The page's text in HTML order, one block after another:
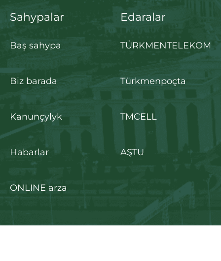
Sahypalar
Baş sahypa
Biz barada
Kanunçylyk
Habarlar
ONLINE arza
Edaralar
TÜRKMENTELEKOM
Türkmenpoçta
TMCELL
AŞTU